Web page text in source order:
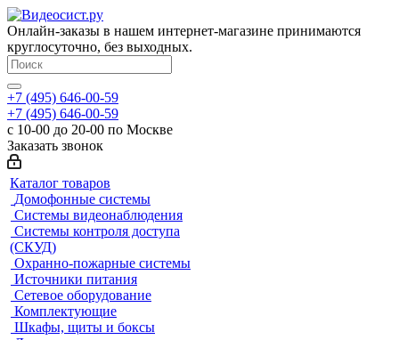
Онлайн-заказы в нашем интернет-магазине принимаются
круглосуточно, без выходных.
+7 (495) 646-00-59
+7 (495) 646-00-59
с 10-00 до 20-00 по Москве
Заказать звонок
Каталог товаров
Домофонные системы
Системы видеонаблюдения
Системы контроля доступа
(СКУД)
Охранно-пожарные системы
Источники питания
Сетевое оборудование
Комплектующие
Шкафы, щиты и боксы